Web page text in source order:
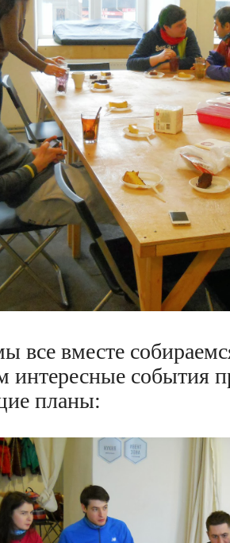
все вместе
интересные события
планы: